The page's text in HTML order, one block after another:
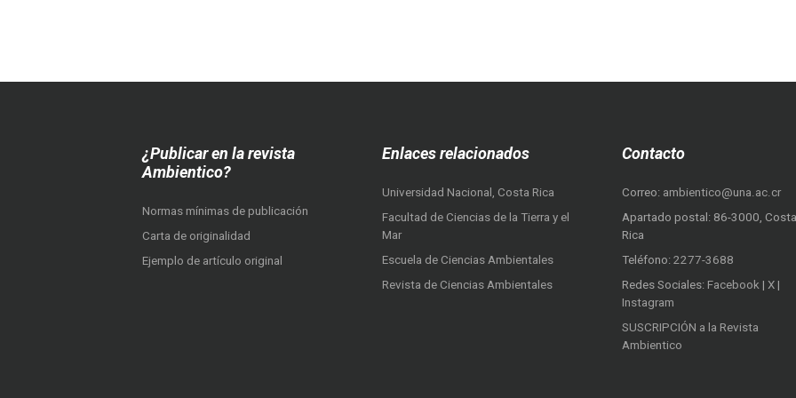
¿Publicar en la revista
Ambientico?
Normas mínimas de publicación
Carta de originalidad
Ejemplo de artículo original
Enlaces relacionados
Universidad Nacional, Costa Rica
Facultad de Ciencias de la Tierra y el
Mar
Escuela de Ciencias Ambientales
Revista de Ciencias Ambientales
Contacto
Correo: ambientico@una.ac.cr
Apartado postal: 86-3000, Costa
Rica
Teléfono: 2277-3688
Redes Sociales: Facebook | X |
Instagram
SUSCRIPCIÓN a la Revista
Ambientico